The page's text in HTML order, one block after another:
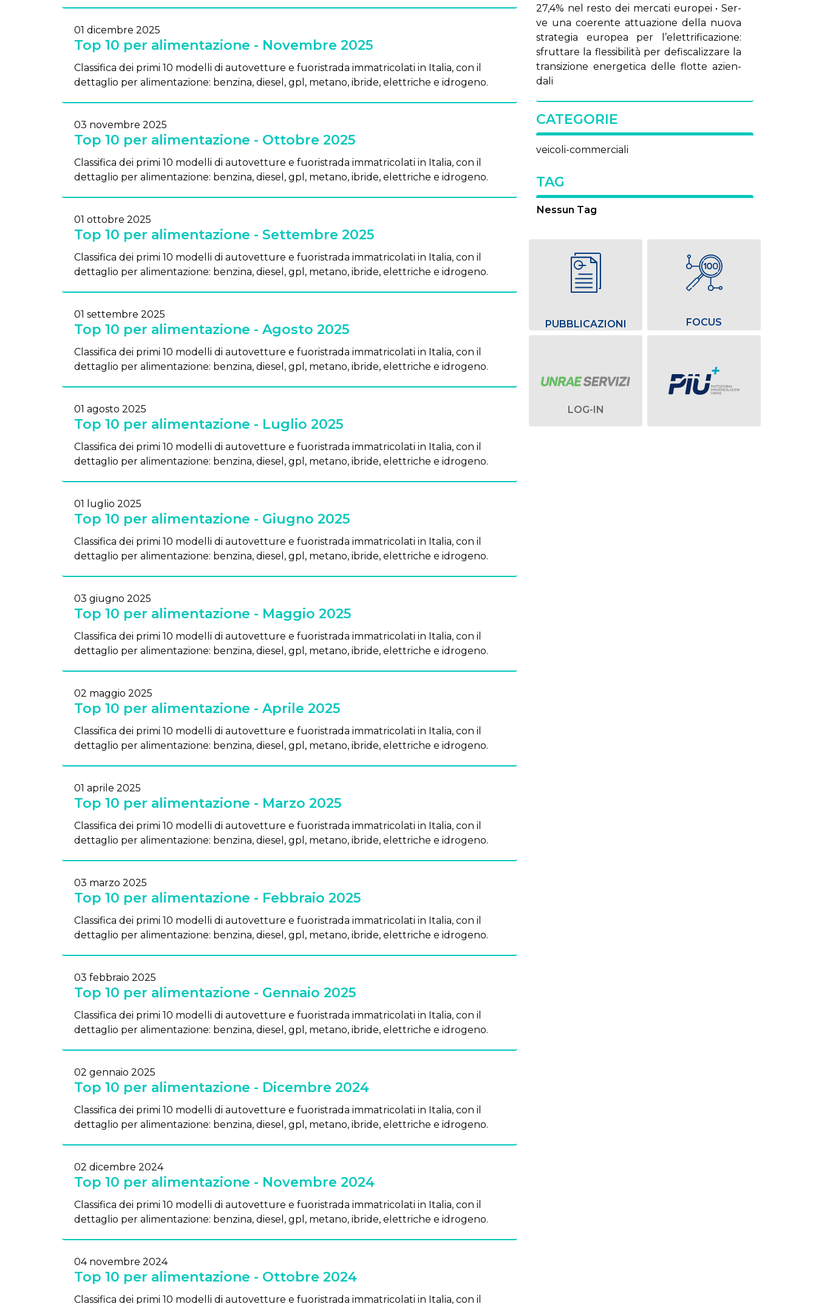
01 dicembre 2025
Top 10 per alimentazione - Novembre 2025
Classifica dei primi 10 modelli di autovetture e fuoristrada immatricolati in Italia, con il
dettaglio per alimentazione: benzina, diesel, gpl, metano, ibride, elettriche e idrogeno.
03 novembre 2025
Top 10 per alimentazione - Ottobre 2025
Classifica dei primi 10 modelli di autovetture e fuoristrada immatricolati in Italia, con il
dettaglio per alimentazione: benzina, diesel, gpl, metano, ibride, elettriche e idrogeno.
01 ottobre 2025
Top 10 per alimentazione - Settembre 2025
Classifica dei primi 10 modelli di autovetture e fuoristrada immatricolati in Italia, con il
dettaglio per alimentazione: benzina, diesel, gpl, metano, ibride, elettriche e idrogeno.
01 settembre 2025
Top 10 per alimentazione - Agosto 2025
Classifica dei primi 10 modelli di autovetture e fuoristrada immatricolati in Italia, con il
dettaglio per alimentazione: benzina, diesel, gpl, metano, ibride, elettriche e idrogeno.
01 agosto 2025
Top 10 per alimentazione - Luglio 2025
Classifica dei primi 10 modelli di autovetture e fuoristrada immatricolati in Italia, con il
dettaglio per alimentazione: benzina, diesel, gpl, metano, ibride, elettriche e idrogeno.
01 luglio 2025
Top 10 per alimentazione - Giugno 2025
Classifica dei primi 10 modelli di autovetture e fuoristrada immatricolati in Italia, con il
dettaglio per alimentazione: benzina, diesel, gpl, metano, ibride, elettriche e idrogeno.
03 giugno 2025
Top 10 per alimentazione - Maggio 2025
Classifica dei primi 10 modelli di autovetture e fuoristrada immatricolati in Italia, con il
dettaglio per alimentazione: benzina, diesel, gpl, metano, ibride, elettriche e idrogeno.
02 maggio 2025
Top 10 per alimentazione - Aprile 2025
Classifica dei primi 10 modelli di autovetture e fuoristrada immatricolati in Italia, con il
dettaglio per alimentazione: benzina, diesel, gpl, metano, ibride, elettriche e idrogeno.
01 aprile 2025
Top 10 per alimentazione - Marzo 2025
Classifica dei primi 10 modelli di autovetture e fuoristrada immatricolati in Italia, con il
dettaglio per alimentazione: benzina, diesel, gpl, metano, ibride, elettriche e idrogeno.
03 marzo 2025
Top 10 per alimentazione - Febbraio 2025
Classifica dei primi 10 modelli di autovetture e fuoristrada immatricolati in Italia, con il
dettaglio per alimentazione: benzina, diesel, gpl, metano, ibride, elettriche e idrogeno.
03 febbraio 2025
Top 10 per alimentazione - Gennaio 2025
Classifica dei primi 10 modelli di autovetture e fuoristrada immatricolati in Italia, con il
dettaglio per alimentazione: benzina, diesel, gpl, metano, ibride, elettriche e idrogeno.
02 gennaio 2025
Top 10 per alimentazione - Dicembre 2024
Classifica dei primi 10 modelli di autovetture e fuoristrada immatricolati in Italia, con il
dettaglio per alimentazione: benzina, diesel, gpl, metano, ibride, elettriche e idrogeno.
02 dicembre 2024
Top 10 per alimentazione - Novembre 2024
Classifica dei primi 10 modelli di autovetture e fuoristrada immatricolati in Italia, con il
dettaglio per alimentazione: benzina, diesel, gpl, metano, ibride, elettriche e idrogeno.
04 novembre 2024
Top 10 per alimentazione - Ottobre 2024
Classifica dei primi 10 modelli di autovetture e fuoristrada immatricolati in Italia, con il
27,4% nel re­sto dei mer­ca­ti eu­ro­pei • Ser­
ve una coe­ren­te at­tua­zio­ne del­la nuo­va
stra­te­gia eu­ro­pea per l’e­let­tri­fi­ca­zio­ne:
sfrut­ta­re la fles­si­bi­li­tà per de­fi­sca­liz­za­re la
tran­si­zio­ne ener­ge­ti­ca del­le flot­te azien­
da­li
CATEGORIE
veicoli-commerciali
TAG
Nessun Tag
PUBBLICAZIONI FOCUS
LOG-IN